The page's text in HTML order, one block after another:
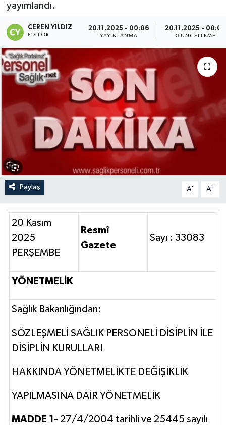
yayımlandı.
CEREN YILDIZ
EDITÖR
20.11.2025 - 00:06
YAYINLANMA
20.11.2025 - 00:08
GÜNCELLEME
Paylaş A- A+
20 Kasım
2025
PERŞEMBE
Resmî
Gazete
Sayı : 33083
YÖNETMELİK
Sağlık Bakanlığından:
SÖZLEŞMELİ SAĞLIK PERSONELİ DİSİPLİN İLE
DİSİPLİN KURULLARI
HAKKINDA YÖNETMELİKTE DEĞİŞİKLİK
YAPILMASINA DAİR YÖNETMELİK
MADDE 1- 27/4/2004 tarihli ve 25445 sayılı